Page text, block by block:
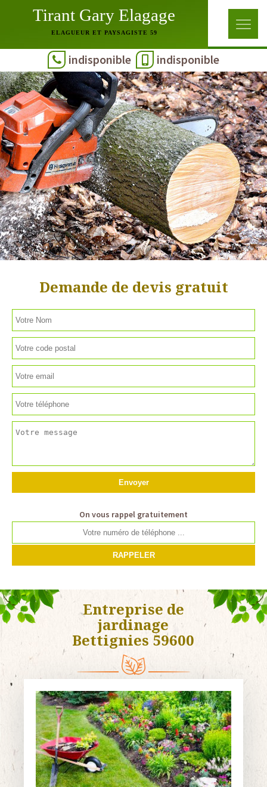
Tirant Gary Elagage
ELAGUEUR ET PAYSAGISTE 59
indisponible indisponible
Demande de devis gratuit
On vous rappel gratuitement
Entreprise de
jardinage
Bettignies 59600